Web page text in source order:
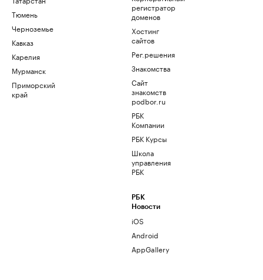
Тюмень
Черноземье
Кавказ
Карелия
Мурманск
Приморский
край
регистратор
доменов
Хостинг
сайтов
Рег.решения
Знакомства
Сайт
знакомств
podbor.ru
РБК
Компании
РБК Курсы
Школа
управления
РБК
РБК
Новости
iOS
Android
AppGallery